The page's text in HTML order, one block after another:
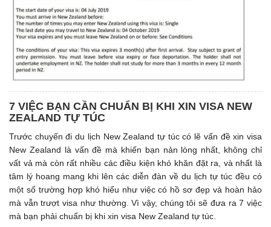
7 VIỆC BẠN CẦN CHUẨN BỊ KHI XIN VISA NEW
ZEALAND TỰ TÚC
Trước chuyến đi du lịch New Zealand tự túc có lẽ vấn đề xin visa
New Zealand là vấn đề mà khiến bạn nản lòng nhất, không chỉ
vất vả mà còn rất nhiều các điều kiện khó khăn đặt ra, và nhất là
tâm lý hoang mang khi lên các diễn đàn về du lịch tự túc đều có
một số trường hợp khó hiểu như việc có hồ sơ đẹp và hoàn hảo
mà vẫn trượt visa như thường. Vì vậy, chúng tôi sẽ đưa ra 7 việc
mà bạn phải chuẩn bị khi xin visa New Zealand tự túc.